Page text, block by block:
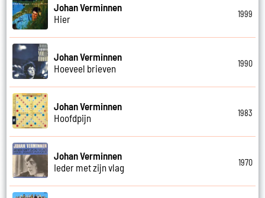
Johan Verminnen
Hier
1999
Johan Verminnen
Hoeveel brieven
1990
Johan Verminnen
Hoofdpijn
1983
Johan Verminnen
Ieder met zijn vlag
1970